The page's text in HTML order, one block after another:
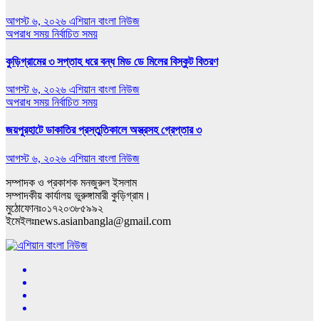
আগস্ট ৬, ২০২৬ এশিয়ান বাংলা নিউজ
অপরাধ সময় নির্বাচিত সময়
কুড়িগ্রামের ৩ সপ্তাহ ধরে বন্ধ মিড ডে মিলের বিস্কুট বিতরণ
আগস্ট ৬, ২০২৬ এশিয়ান বাংলা নিউজ
অপরাধ সময় নির্বাচিত সময়
জয়পুরহাটে ডাকাতির প্রস্তুতিকালে অস্ত্রসহ গ্রেপ্তার ৩
আগস্ট ৬, ২০২৬ এশিয়ান বাংলা নিউজ
সম্পাদক ও প্রকাশক মনজুরুল ইসলাম
সম্পাদকীয় কার্যালয় ভুরুঙ্গামারী কুড়িগ্রাম।
মুঠোফোনঃ০১৭২০৩৮৫৯৯২
ইমেইলঃnews.asianbangla@gmail.com